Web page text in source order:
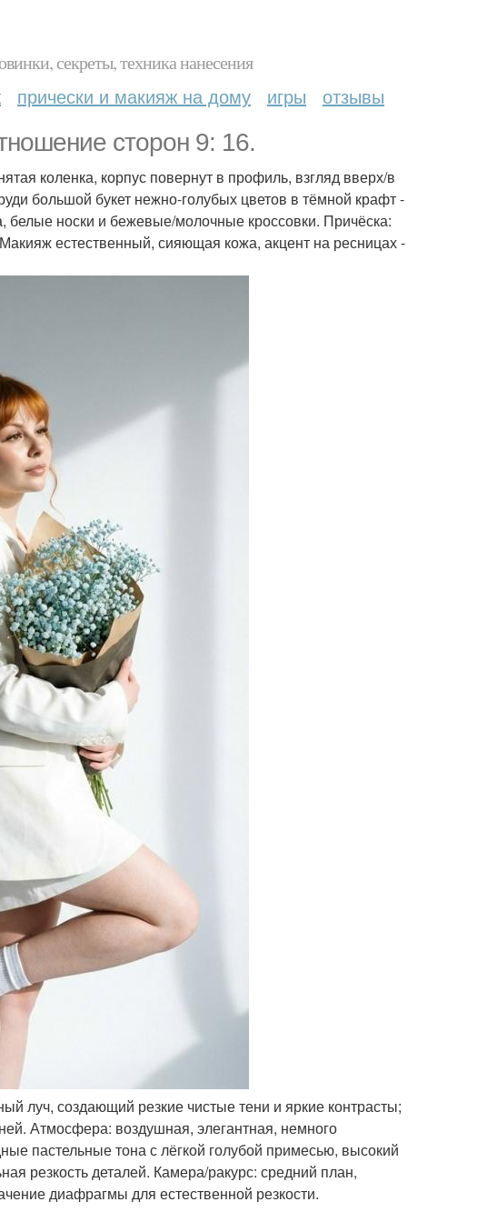
секреты, техника нанесения
прически и макияж на дому игры отзывы
сторон 9: 16.
коленка, корпус повернут в профиль, взгляд вверх/в
большой букет нежно-голубых цветов в тёмной крафт -
носки и бежевые/молочные кроссовки. Причёска:
естественный, сияющая кожа, акцент на ресницах -
луч, создающий резкие чистые тени и яркие контрасты;
Атмосфера: воздушная, элегантная, немного
пастельные тона с лёгкой голубой примесью, высокий
резкость деталей. Камера/ракурс: средний план,
диафрагмы для естественной резкости.